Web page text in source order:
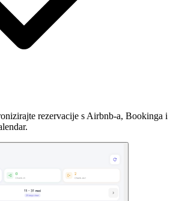
rezervacije s Airbnb-a, Bookinga i